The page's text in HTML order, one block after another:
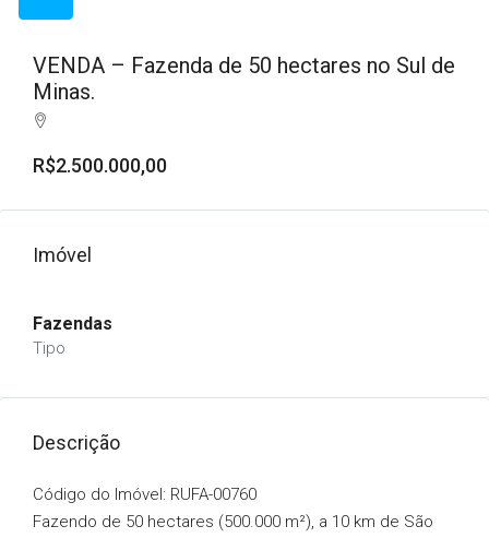
VENDA – Fazenda de 50 hectares no Sul de
Minas.
R$2.500.000,00
Imóvel
Fazendas
Tipo
Descrição
Código do Imóvel: RUFA-00760
Fazendo de 50 hectares (500.000 m²), a 10 km de São